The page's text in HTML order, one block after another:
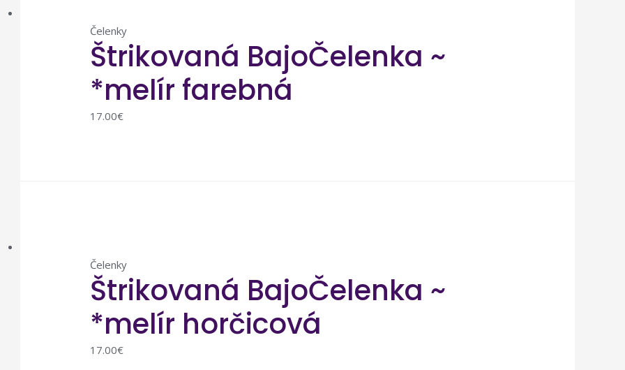
Čelenky
Štrikovaná BajoČelenka ~
*melír farebná
17.00€
Čelenky
Štrikovaná BajoČelenka ~
*melír horčicová
17.00€